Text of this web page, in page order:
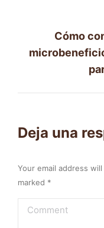
Cómo
Deja una
Your email address
marked *
Comment